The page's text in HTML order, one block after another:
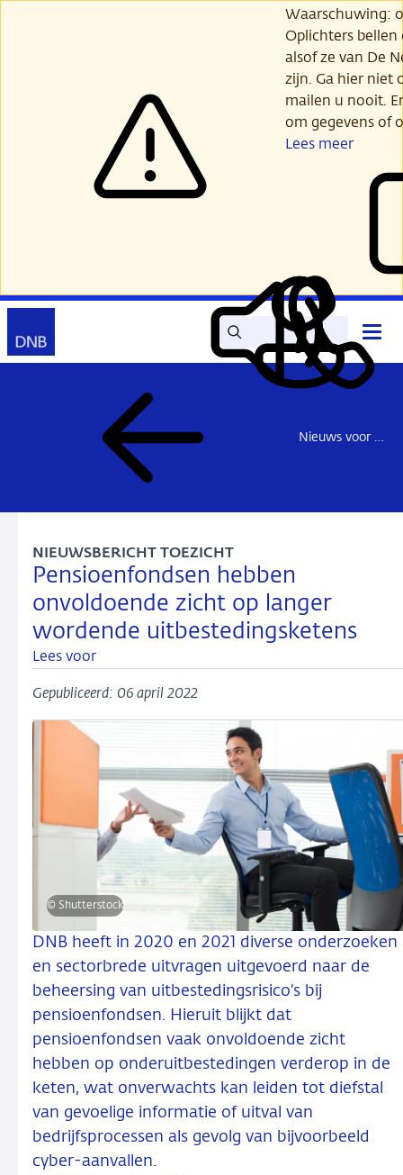
Waarschuwing:
Oplichters
alsof ze van De
zijn. Ga hier niet
mailen u nooit.
om gegevens of
Lees meer
Zoek Lees
voor
Mijn
DNB
Contact
Nieuws voor de sector
Pensioenfondsen hebben
onvoldoende zicht op langer
wordende uitbestedingsketens
NIEUWSBERICHT TOEZICHT
Lees voor
Gepubliceerd: 06 april 2022
© Shutterstock
DNB heeft in 2020 en 2021 diverse onderzoeken
en sectorbrede uitvragen uitgevoerd naar de
beheersing van uitbestedingsrisico’s bij
pensioenfondsen. Hieruit blijkt dat
pensioenfondsen vaak onvoldoende zicht
hebben op onderuitbestedingen verderop in de
keten, wat onverwachts kan leiden tot diefstal
van gevoelige informatie of uitval van
bedrijfsprocessen als gevolg van bijvoorbeeld
cyber-aanvallen.